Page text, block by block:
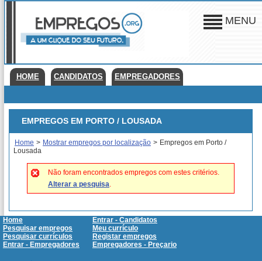
MENU
HOME CANDIDATOS EMPREGADORES
EMPREGOS EM PORTO / LOUSADA
Home > Mostrar empregos por localização > Empregos em Porto /
Lousada
Não foram encontrados empregos com estes critérios.
Alterar a pesquisa.
Home
Entrar - Candidatos
Pesquisar empregos
Meu currículo
Pesquisar currículos
Registar empregos
Entrar - Empregadores
Empregadores - Preçario